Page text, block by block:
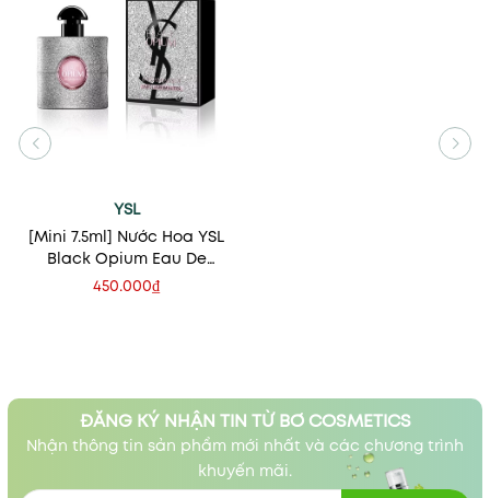
YSL
[Mini 7.5ml] Nước Hoa YSL
Black Opium Eau De
Parfum Glitter
450.000₫
ĐĂNG KÝ NHẬN TIN TỪ BƠ COSMETICS
Nhận thông tin sản phẩm mới nhất và các chương trình
khuyến mãi.